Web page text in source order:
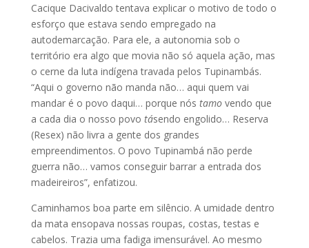
Cacique Dacivaldo tentava explicar o motivo de todo o
esforço que estava sendo empregado na
autodemarcação. Para ele, a autonomia sob o
território era algo que movia não só aquela ação, mas
o cerne da luta indígena travada pelos Tupinambás.
“Aqui o governo não manda não… aqui quem vai
mandar é o povo daqui… porque nós tamovendo que
a cada dia o nosso povo tásendo engolido… Reserva
(Resex) não livra a gente dos grandes
empreendimentos. O povo Tupinambá não perde
guerra não… vamos conseguir barrar a entrada dos
madeireiros”, enfatizou.
Caminhamos boa parte em silêncio. A umidade dentro
da mata ensopava nossas roupas, costas, testas e
cabelos. Trazia uma fadiga imensurável. Ao mesmo